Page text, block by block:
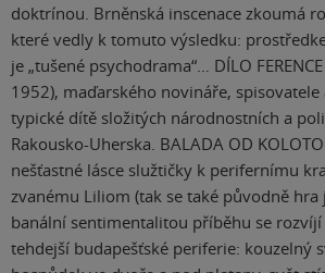
doktrínou. Brněnská inscenace zkoumá
které vedly k tomuto výsledku:
je „tušené psychodrama“… DÍLO
1952), maďarského novináře,
typické dítě složitých národnostních a
Rakousko-Uherska. BALADA OD
nešťastné lásce služtičky k perifernímu
zvanému Liliom (tak se také původně hra
banální sentimentalitou příběhu se
tehdejší budapešťské periferie: kouzelný